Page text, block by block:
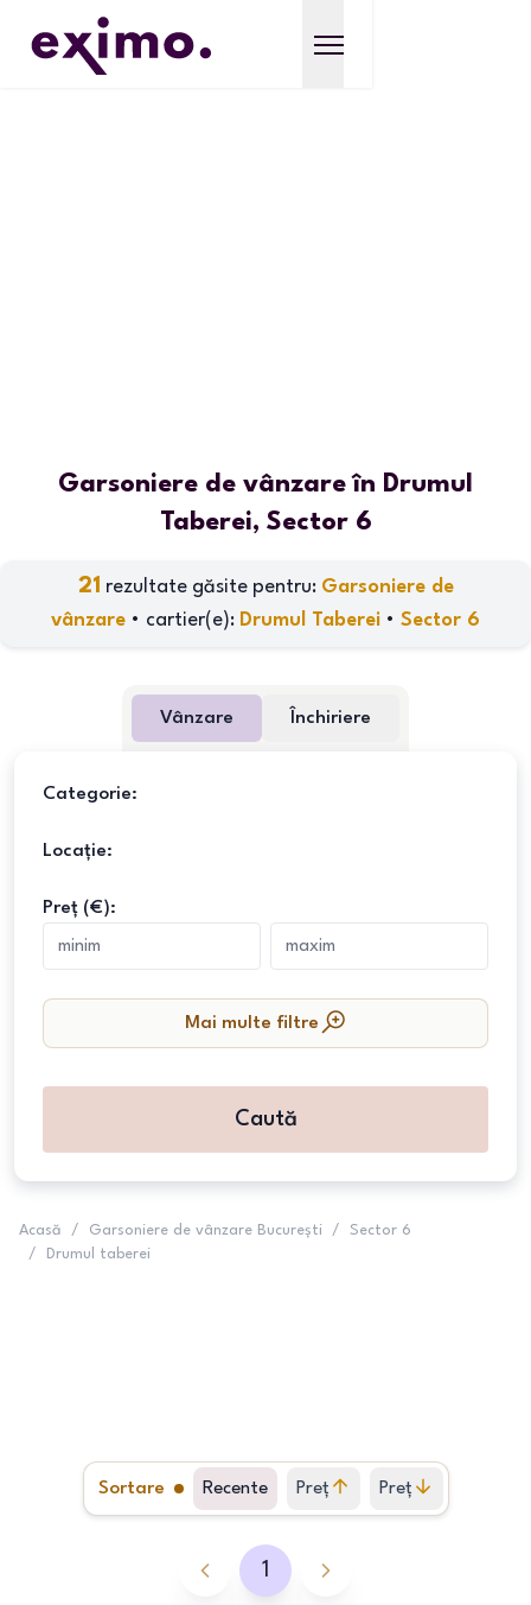
Garsoniere de vânzare în Drumul
Taberei, Sector 6
21 rezultate găsite pentru: Garsoniere de
vânzare • cartier(e): Drumul Taberei • Sector 6
Vânzare Închiriere
Categorie:
Locație:
Preț (€):
Mai multe filtre
Caută
Acasă / Garsoniere de vânzare București /
Sector 6
/
Drumul taberei
Sortare Recente Preț
crescător
Preț
descrescător
1